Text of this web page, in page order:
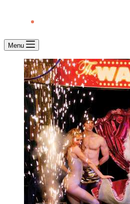
Menu